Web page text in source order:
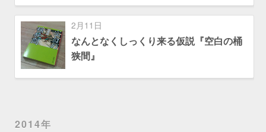
2月11日
なんとなくしっくり来る仮説『空白の桶
狭間』
2014年